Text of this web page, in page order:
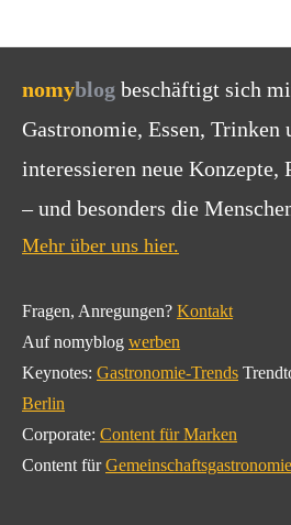
nomyblog beschäftigt sich
Gastronomie, Essen, Trinken
interessieren neue Konzepte,
– und besonders die
Mehr über uns hier.
Fragen, Anregungen? Kontakt
Auf nomyblog werben
Keynotes: Gastronomie-Trends
Berlin
Corporate: Content für Marken
Content fürGemeinschaftsgastronomie